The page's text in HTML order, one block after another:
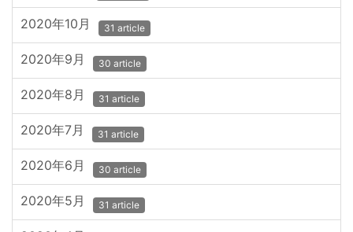
2020年10月 31 article
2020年9月 30 article
2020年8月 31 article
2020年7月 31 article
2020年6月 30 article
2020年5月 31 article